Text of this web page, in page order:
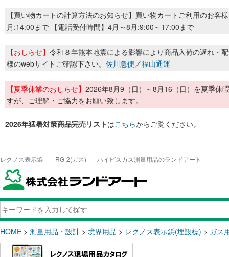
【買い物カートの計算方法のお知らせ】買い物カートご利用のお客
月:14:00まで 【電話受付時間】4月～8月:9:00～17:00まで
【おしらせ】 令和８年熊本地震による影響により商品入荷の遅れ・
様のwebサイトご確認下さい。 佐川急便／福山通運
【夏季休業のおしらせ】 2026年8月9（日）～8月16（日）を夏季休
すが、ご理解・ご協力をお願い致します。
2026年猛暑対策商品完売リストはこちらからご覧ください。
レクノス表示鋲 RG-2(ガス) | ハイビスカス測量用品のランドアート
HOME > 測量用品・設計 > 境界用品 > レクノス表示鋲(埋設標) > ガス